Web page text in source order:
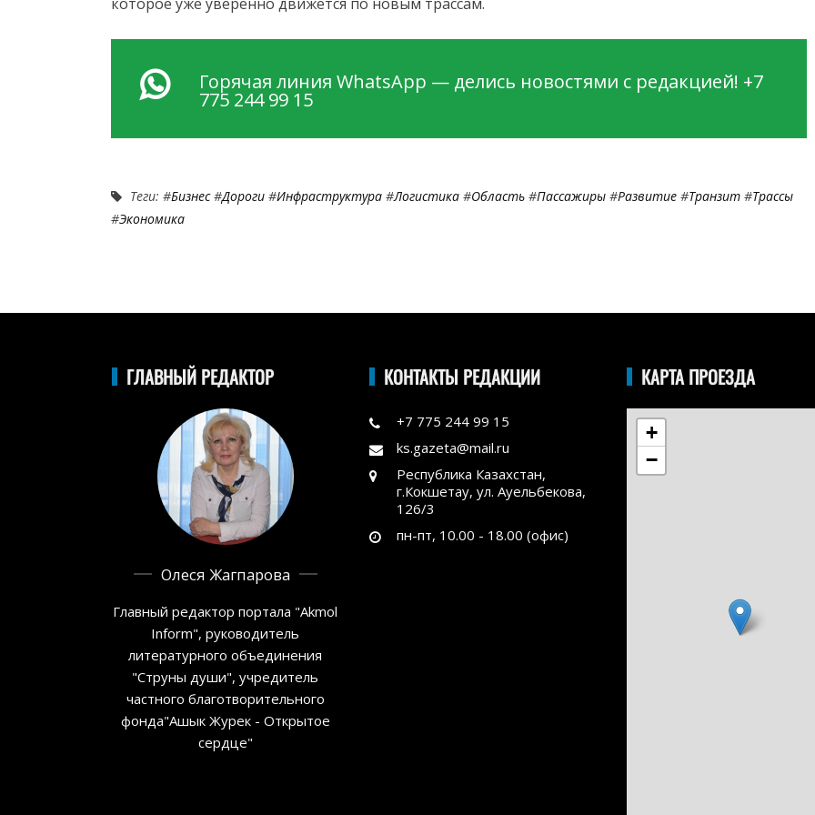
Горячая линия WhatsApp — делись новостями с редакцией! +7
775 244 99 15
Теги: #Бизнес#Дороги #Инфраструктура #Логистика #Область #Пассажиры #Развитие #Транзит #Трассы
#Экономика
ГЛАВНЫЙ РЕДАКТОР
Олеся Жагпарова
Главный редактор портала "Akmol
Inform", руководитель
литературного объединения
"Струны души", учредитель
частного благотворительного
фонда"Ашык Журек - Открытое
сердце"
КОНТАКТЫ РЕДАКЦИИ
+7 775 244 99 15
ks.gazeta@mail.ru
Республика Казахстан,
г.Кокшетау, ул. Ауельбекова,
126/3
пн-пт, 10.00 - 18.00 (офис)
КАРТА ПРОЕЗДА
+
−